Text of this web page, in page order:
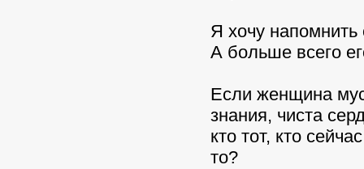
Я хочу напомнить
А больше всего
Если женщина
знания, чиста
кто тот, кто
то?